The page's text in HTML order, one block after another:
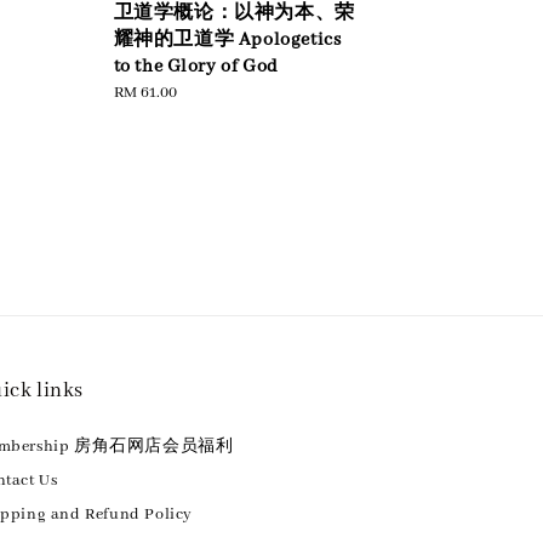
卫道学概论：以神为本、荣
耀神的卫道学 Apologetics
to the Glory of God
Regular
RM 61.00
links
房角石网店会员福利
Us
and Refund Policy